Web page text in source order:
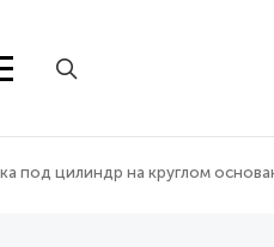
под цилиндр на круглом